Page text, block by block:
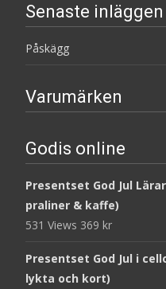
Senaste inläggen
Påskägg
Varumärken
Godis online
Presentset God Jul
praliner & kaffe)
531 Views 369 kr
Presentset God Jul i
lykta och kort)